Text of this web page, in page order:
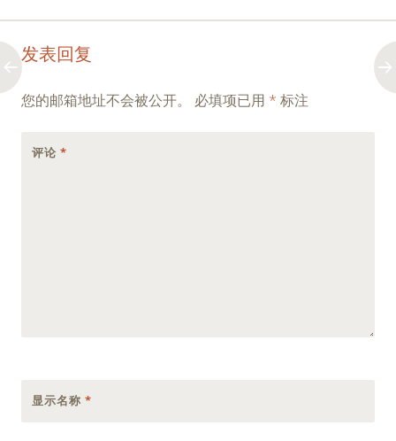
Post
navigation
发表回复
您的邮箱地址不会被公开。 必填项已用 * 标注
评论 *
显示名称 *